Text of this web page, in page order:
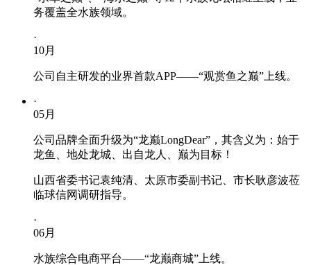
务覆盖全水族领域。
·
10月
公司自主研发的业界首款APP——“观赏鱼之巅”上线。
·
05月
公司品牌全面升级为“龙巅LongDear”，其含义为：始于
龙鱼、地处龙城、出自龙人、巅为目标！
山西省委书记袁纯清、太原市委副书记、市长耿彦波莅
临球信网调研指导。
·
06月
水族综合电商平台——“龙巅商城”上线。